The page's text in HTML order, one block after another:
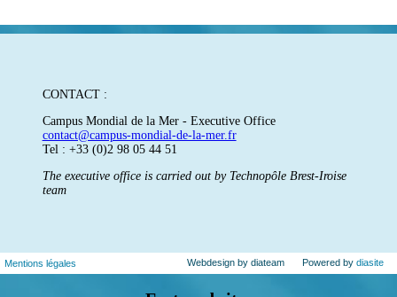
CONTACT :
Campus Mondial de la Mer - Executive Office
contact@campus-mondial-de-la-mer.fr
Tel : +33 (0)2 98 05 44 51
The executive office is carried out by Technopôle Brest-Iroise
team
Mentions légales Powered by diasite
Webdesign by diateam